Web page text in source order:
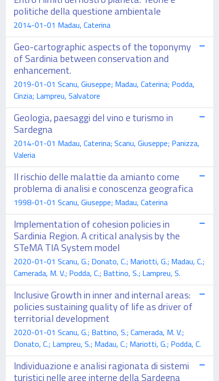
politiche della questione ambientale
2014-01-01 Madau, Caterina
Geo-cartographic aspects of the toponymy
of Sardinia between conservation and
enhancement.
2019-01-01 Scanu, Giuseppe; Madau, Caterina; Podda,
Cinzia; Lampreu, Salvatore
Geologia, paesaggi del vino e turismo in
Sardegna
2014-01-01 Madau, Caterina; Scanu, Giuseppe; Panizza,
Valeria
Il rischio delle malattie da amianto come
problema di analisi e conoscenza geografica
1998-01-01 Scanu, Giuseppe; Madau, Caterina
Implementation of cohesion policies in
Sardinia Region. A critical analysis by the
STeMA TIA System model
2020-01-01 Scanu, G.; Donato, C.; Mariotti, G.; Madau, C.;
Camerada, M. V.; Podda, C.; Battino, S.; Lampreu, S.
Inclusive Growth in inner and internal areas:
policies sustaining quality of life as driver of
territorial development
2020-01-01 Scanu, G.; Battino, S.; Camerada, M. V.;
Donato, C.; Lampreu, S.; Madau, C.; Mariotti, G.; Podda, C.
Individuazione e analisi ragionata di sistemi
turistici nelle aree interne della Sardegna